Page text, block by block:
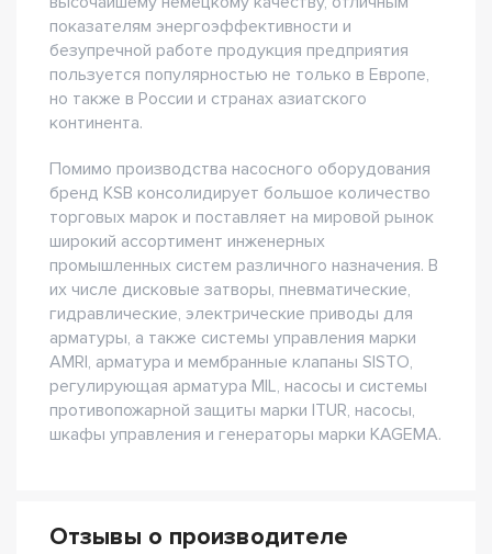
показателям энергоэффективности и
безупречной работе продукция предприятия
пользуется популярностью не только в Европе,
но также в России и странах азиатского
континента.
Помимо производства насосного оборудования
бренд KSB консолидирует большое количество
торговых марок и поставляет на мировой рынок
широкий ассортимент инженерных
промышленных систем различного назначения. В
их числе дисковые затворы, пневматические,
гидравлические, электрические приводы для
арматуры, а также системы управления марки
AMRI, арматура и мембранные клапаны SISTO,
регулирующая арматура MIL, насосы и системы
противопожарной защиты марки ITUR, насосы,
шкафы управления и генераторы марки KAGEMA.
Отзывы о производителе